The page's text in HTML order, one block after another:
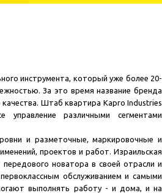
инструмента, который уже более 20-
За это время название бренда
Штаб квартира Kapro Industries
различными сегментами
и разметочные, маркировочные и
проектов и работ. Израильская
новатора в своей отрасли и
обслуживанием и самыми
выполнять работу - и дома, и на